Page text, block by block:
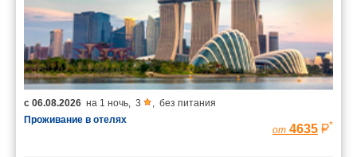
с 06.08.2026 на 1 ночь 3
без питания
Проживание в отелях
от 4635 *